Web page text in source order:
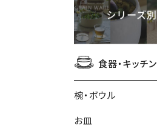
食器・キッチン
椀・ボウル
お皿